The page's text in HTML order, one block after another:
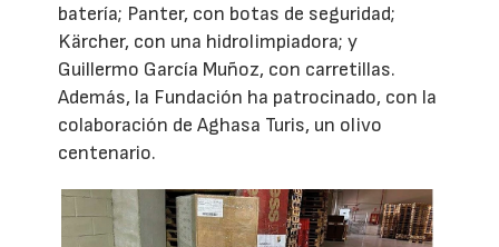
batería; Panter, con botas de seguridad;
Kärcher, con una hidrolimpiadora; y
Guillermo García Muñoz, con carretillas.
Además, la Fundación ha patrocinado, con la
colaboración de Aghasa Turis, un olivo
centenario.